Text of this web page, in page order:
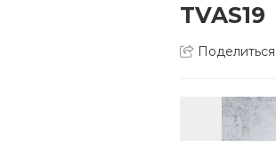
TVAS19
Поделиться